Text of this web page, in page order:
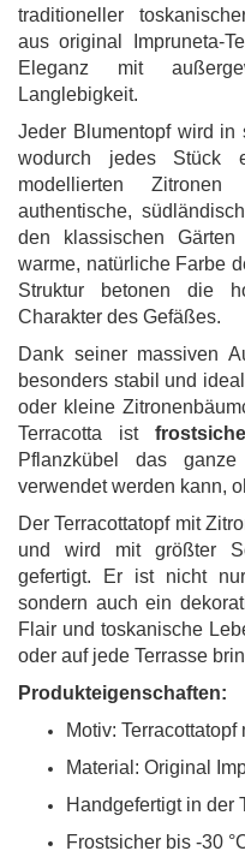
traditioneller
aus original Impruneta-
Eleganz mit
Langlebigkeit.
Jeder Blumentopf wird in
wodurch jedes Stück
modellierten
authentische,
den klassischen
warme, natürliche Farbe
Struktur betonen die
Charakter des Gefäßes.
Dank seiner massiven
besonders stabil und
oder kleine
Terracotta ist
Pflanzkübel das
verwendet werden kann,
Der Terracottatopf mit
und wird mit größter
gefertigt. Er ist nicht
sondern auch ein
Flair und toskanische
oder auf jede Terrasse
Produkteigenschaften:
Motiv:
Material: Original
Handgefertigt in der
Frostsicher bis -30